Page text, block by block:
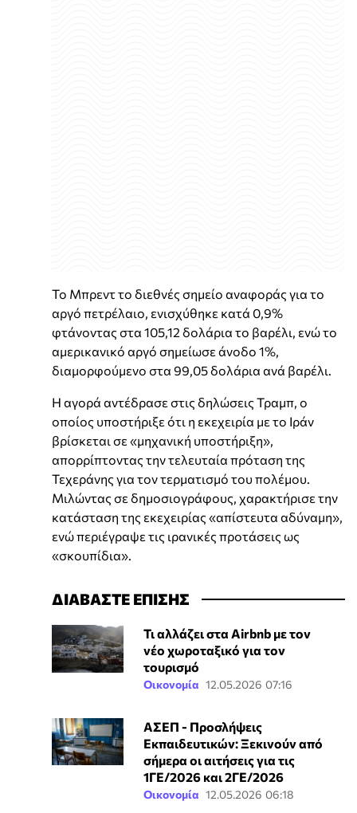
Το Μπρεντ το διεθνές σημείο αναφοράς για το
αργό πετρέλαιο, ενισχύθηκε κατά 0,9%
φτάνοντας στα 105,12 δολάρια το βαρέλι, ενώ το
αμερικανικό αργό σημείωσε άνοδο 1%,
διαμορφούμενο στα 99,05 δολάρια ανά βαρέλι.
Η αγορά αντέδρασε στις δηλώσεις Τραμπ, ο
οποίος υποστήριξε ότι η εκεχειρία με το Ιράν
βρίσκεται σε «μηχανική υποστήριξη»,
απορρίπτοντας την τελευταία πρόταση της
Τεχεράνης για τον τερματισμό του πολέμου.
Μιλώντας σε δημοσιογράφους, χαρακτήρισε την
κατάσταση της εκεχειρίας «απίστευτα αδύναμη»,
ενώ περιέγραψε τις ιρανικές προτάσεις ως
«σκουπίδια».
ΔΙΑΒΑΣΤΕ ΕΠΙΣΗΣ
Τι αλλάζει στα Airbnb με τον
νέο χωροταξικό για τον
τουρισμό
Οικονομία 12.05.2026 07:16
ΑΣΕΠ - Προσλήψεις
Εκπαιδευτικών: Ξεκινούν από
σήμερα οι αιτήσεις για τις
1ΓΕ/2026 και 2ΓΕ/2026
Οικονομία 12.05.2026 06:18